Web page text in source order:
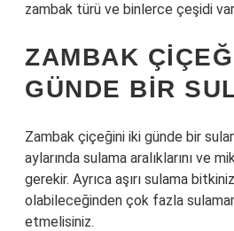
zambak türü ve binlerce çeşidi
ZAMBAK
GÜNDE BIR
Zambak çiçeğini iki günde bir
aylarında sulama aralıklarını ve
gerekir. Ayrıca aşırı sulama
olabileceğinden çok fazla
etmelisiniz.